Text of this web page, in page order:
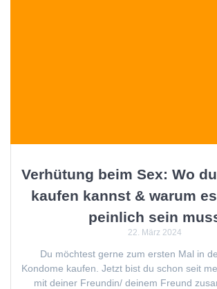
Verhütung beim Sex: Wo
kaufen kannst & warum
peinlich sein
22. März 2024
Du möchtest gerne zum ersten Mal in
Kondome kaufen. Jetzt bist du schon seit
mit deiner Freundin/ deinem Freund